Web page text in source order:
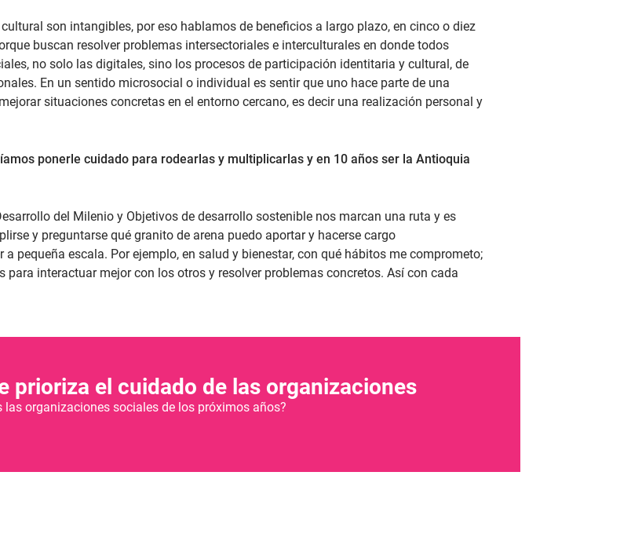
son intangibles, por eso hablamos de beneficios a largo plazo, en cinco o diez
buscan resolver problemas intersectoriales e interculturales en donde todos
no solo las digitales, sino los procesos de participación identitaria y cultural, de
En un sentido microsocial o individual es sentir que uno hace parte de una
situaciones concretas en el entorno cercano, es decir una realización personal y
ponerle cuidado para rodearlas y multiplicarlas y en 10 años ser la Antioquia
del Milenio y Objetivos de desarrollo sostenible nos marcan una ruta y es
y preguntarse qué granito de arena puedo aportar y hacerse cargo
pequeña escala. Por ejemplo, en salud y bienestar, con qué hábitos me comprometo;
interactuar mejor con los otros y resolver problemas concretos. Así con cada
prioriza el cuidado de las organizaciones
las organizaciones sociales de los próximos años?